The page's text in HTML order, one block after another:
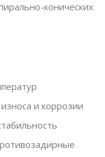
конических
и коррозии